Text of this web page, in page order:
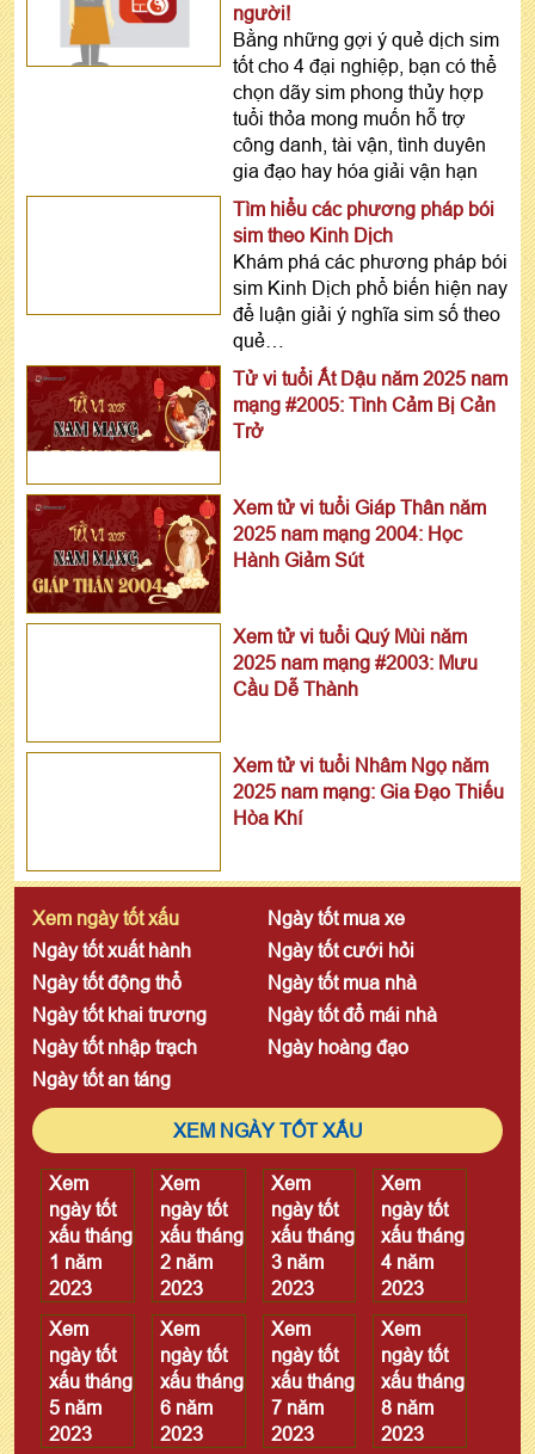
người!
Bằng những gợi ý quẻ dịch sim
tốt cho 4 đại nghiệp, bạn có thể
chọn dãy sim phong thủy hợp
tuổi thỏa mong muốn hỗ trợ
công danh, tài vận, tình duyên
gia đạo hay hóa giải vận hạn
Tìm hiểu các phương pháp bói
sim theo Kinh Dịch
Khám phá các phương pháp bói
sim Kinh Dịch phổ biến hiện nay
để luận giải ý nghĩa sim số theo
quẻ…
Tử vi tuổi Ất Dậu năm 2025 nam
mạng #2005: Tình Cảm Bị Cản
Trở
Xem tử vi tuổi Giáp Thân năm
2025 nam mạng 2004: Học
Hành Giảm Sút
Xem tử vi tuổi Quý Mùi năm
2025 nam mạng #2003: Mưu
Cầu Dễ Thành
Xem tử vi tuổi Nhâm Ngọ năm
2025 nam mạng: Gia Đạo Thiếu
Hòa Khí
Xem ngày tốt xấu
Ngày tốt mua xe
Ngày tốt xuất hành
Ngày tốt cưới hỏi
Ngày tốt động thổ
Ngày tốt mua nhà
Ngày tốt khai trương
Ngày tốt đổ mái nhà
Ngày tốt nhập trạch
Ngày hoàng đạo
Ngày tốt an táng
XEM NGÀY TỐT XẤU
Xem
ngày tốt
xấu tháng
1 năm
2023
Xem
ngày tốt
xấu tháng
2 năm
2023
Xem
ngày tốt
xấu tháng
3 năm
2023
Xem
ngày tốt
xấu tháng
4 năm
2023
Xem
ngày tốt
xấu tháng
5 năm
2023
Xem
ngày tốt
xấu tháng
6 năm
2023
Xem
ngày tốt
xấu tháng
7 năm
2023
Xem
ngày tốt
xấu tháng
8 năm
2023